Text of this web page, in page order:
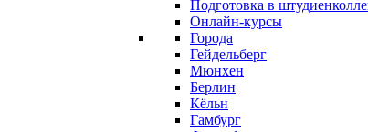
Подготовка в
Онлайн-курсы
Города
Гейдельберг
Мюнхен
Берлин
Кёльн
Гамбург